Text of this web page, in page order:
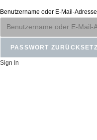
Benutzername oder E-Mail-Adresse
Sign In